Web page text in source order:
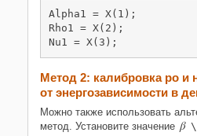
Alpha1 = X(1);
Rho1 = X(2);
Nu1 = X(3);
Метод 2: калибровка ро
от энергозависимости в
Можно также использовать
метод. Установите значение β